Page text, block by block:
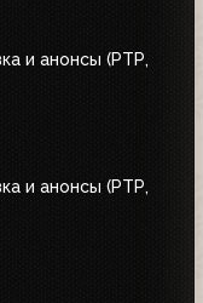
и анонсы (РТР,
и анонсы (РТР,